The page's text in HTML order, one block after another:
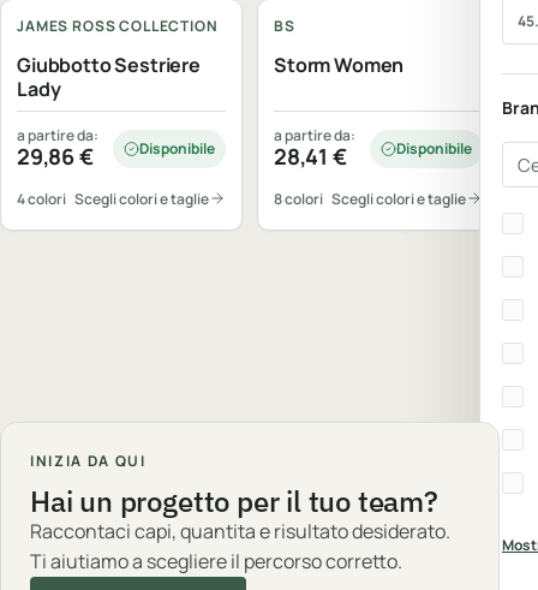
JAMES ROSS COLLECTION
Giubbotto Sestriere
Lady
a partire da:
29,86€ Disponibile
4 colori Scegli colori e taglie
BS
Storm Women
a partire da:
28,41 € Disponibile
8 colori Scegli colori e taglie
INIZIA DA QUI
Hai un progetto per il tuo team?
Raccontaci capi, quantita e risultato desiderato.
Ti aiutiamo a scegliere il percorso corretto.